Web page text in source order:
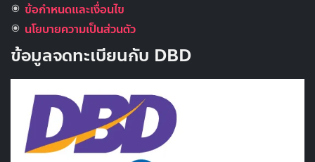
ข้อกำหนดและเงื่อนไข
นโยบายความเป็นส่วนตัว
ข้อมูลจดทะเบียนกับ DBD